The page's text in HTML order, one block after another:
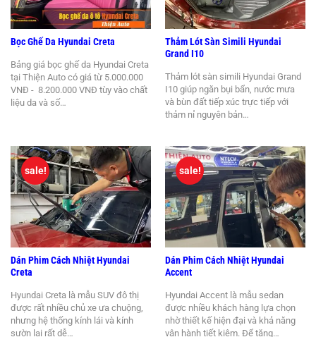
Bọc Ghế Da Hyundai Creta
Bảng giá bọc ghế da Hyundai Creta
tại Thiện Auto có giá từ 5.000.000
VNĐ - 8.200.000 VNĐ tùy vào chất
liệu da và số…
Thảm Lót Sàn Simili Hyundai
Grand I10
Thảm lót sàn simili Hyundai Grand
I10 giúp ngăn bụi bẩn, nước mưa
và bùn đất tiếp xúc trực tiếp với
thảm nỉ nguyên bản…
Dán Phim Cách Nhiệt Hyundai
Creta
Hyundai Creta là mẫu SUV đô thị
được rất nhiều chủ xe ưa chuộng,
nhưng hệ thống kính lái và kính
sườn lại rất dễ…
sale!
Dán Phim Cách Nhiệt Hyundai
Accent
Hyundai Accent là mẫu sedan
được nhiều khách hàng lựa chọn
nhờ thiết kế hiện đại và khả năng
vận hành tiết kiệm. Để tăng…
sale!